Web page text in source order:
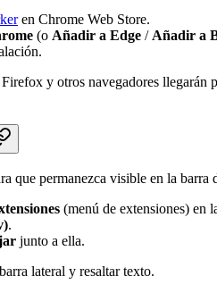
en Chrome Web Store.
(o Añadir a Edge / Añadir a
y otros navegadores
que permanezca visible en la barra
(menú de extensiones) en
.
junto a ella.
lateral y resaltar texto.